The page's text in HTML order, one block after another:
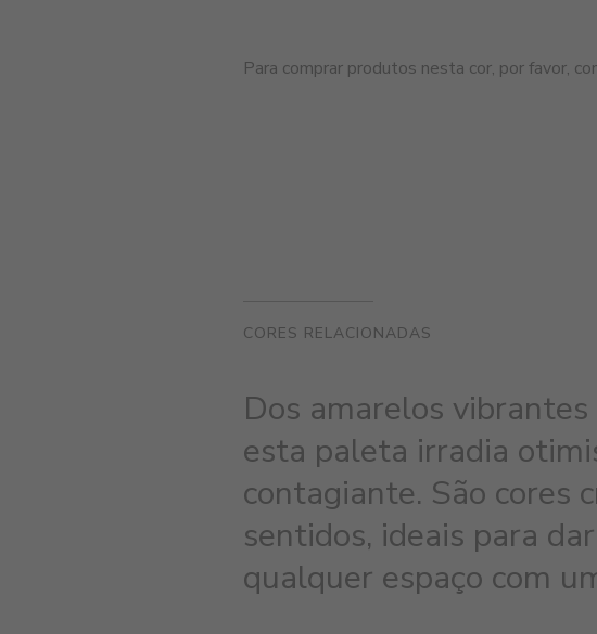
Para comprar produtos nesta cor, por favor,
CORES RELACIONADAS
Dos amarelos
esta paleta irradia
contagiante. São cores
sentidos, ideais para
qualquer espaço com